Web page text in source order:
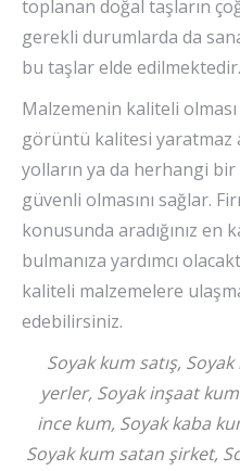
toplanan doğal taşların
gerekli durumlarda da
bu taşlar elde edilmektedir.
Malzemenin kaliteli
görüntü kalitesi yaratmaz
yolların ya da herhangi bir
güvenli olmasını sağlar.
konusunda aradığınız en
bulmanıza yardımcı
kaliteli malzemelere
edebilirsiniz.
Soyak kum satış,
yerler, Soyak inşaat
ince kum, Soyak kaba
Soyak kum satan şirket,